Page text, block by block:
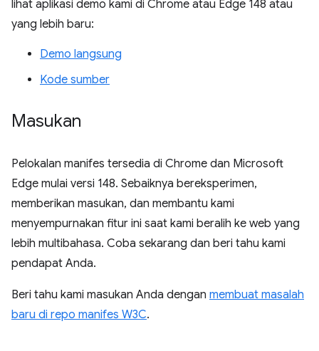
lihat aplikasi demo kami di Chrome atau Edge 148 atau
yang lebih baru:
Demo langsung
Kode sumber
Masukan
Pelokalan manifes tersedia di Chrome dan Microsoft
Edge mulai versi 148. Sebaiknya bereksperimen,
memberikan masukan, dan membantu kami
menyempurnakan fitur ini saat kami beralih ke web yang
lebih multibahasa. Coba sekarang dan beri tahu kami
pendapat Anda.
Beri tahu kami masukan Anda dengan membuat masalah
baru di repo manifes W3C.